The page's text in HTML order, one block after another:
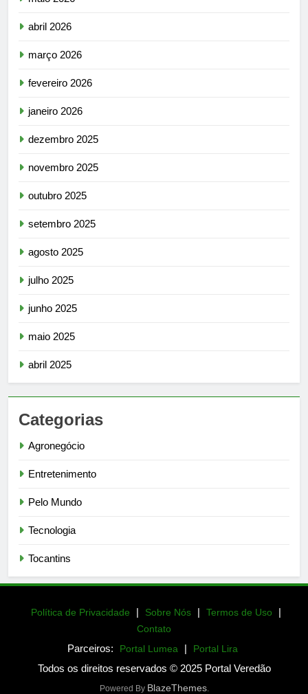
abril 2026
março 2026
fevereiro 2026
janeiro 2026
dezembro 2025
novembro 2025
outubro 2025
setembro 2025
agosto 2025
julho 2025
junho 2025
maio 2025
abril 2025
Categorias
Agronegócio
Entretenimento
Pelo Mundo
Tecnologia
Tocantins
Política de Privacidade | Sobre Nós | Termos de Uso |
Contato
Parceiros: Portal Lumea | Portal Lira
Todos os direitos reservados © 2025 Portal Veredão
Powered By BlazeThemes.